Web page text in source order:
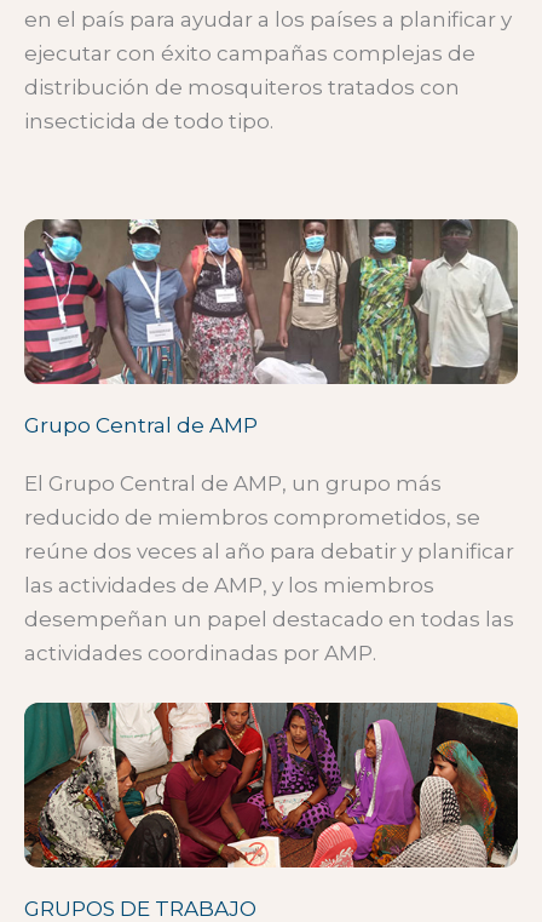
en el país para ayudar a los países a planificar y
ejecutar con éxito campañas complejas de
distribución de mosquiteros tratados con
insecticida de todo tipo.
Grupo Central de AMP
El Grupo Central de AMP, un grupo más
reducido de miembros comprometidos, se
reúne dos veces al año para debatir y planificar
las actividades de AMP, y los miembros
desempeñan un papel destacado en todas las
actividades coordinadas por AMP.
GRUPOS DE TRABAJO